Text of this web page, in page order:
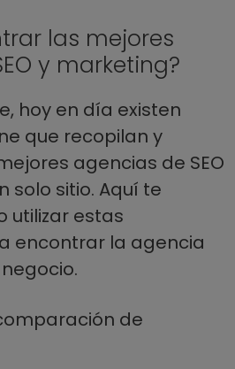
las mejores
y marketing?
hoy en día existen
que recopilan y
agencias de SEO
solo sitio. Aquí te
utilizar estas
encontrar la agencia
de